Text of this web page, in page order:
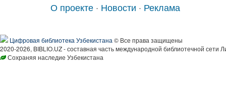
О проекте · Новости · Реклама
Цифровая библиотека Узбекистана © Все права защищены
2020-2026, BIBLIO.UZ - составная часть международной библиотечной сети
Сохраняя наследие Узбекистана